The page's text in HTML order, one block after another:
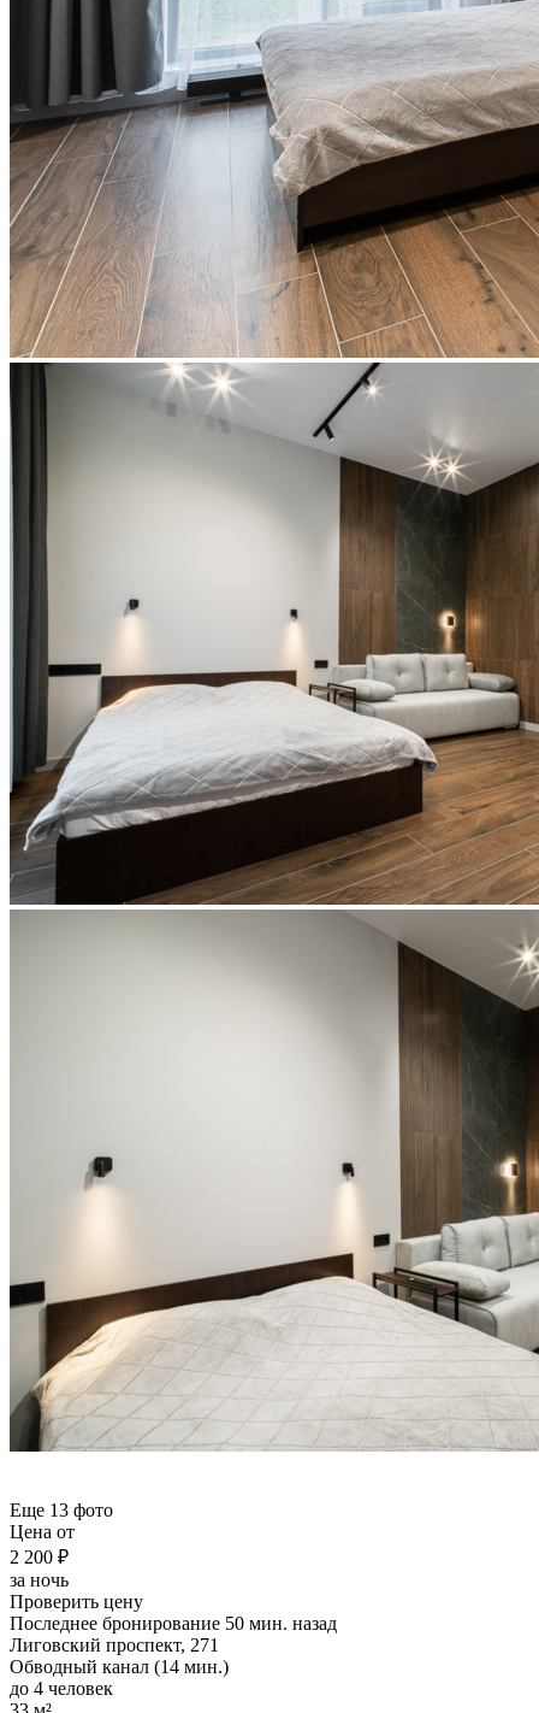
Еще 13 фото
Цена от
2 200 ₽
за ночь
Проверить цену
Последнее бронирование 50 мин. назад
Лиговский проспект, 271
Обводный канал (14 мин.)
до 4 человек